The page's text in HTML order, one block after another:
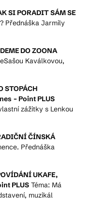
SÁM SE
Přednáška Jarmily
DO ZOONA
Kaválkovou,
– Point PLUS
zážitky s Lenkou
ČÍNSKÁ
Přednáška
UKAFE,
PLUS Téma: Má
muzikál